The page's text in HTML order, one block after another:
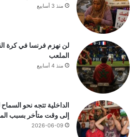
منذ 3 أسابيع
لن نهزم فرنسا في كرة
الملعب
منذ 4 أسابيع
الداخلية تتجه نحو
إلى وقت متأخر بسبب
2026-06-09